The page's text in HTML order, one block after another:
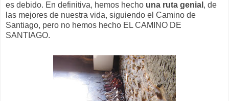
es debido. En definitiva, hemos hecho una ruta genial , de
las mejores de nuestra vida, siguiendo el Camino de
Santiago, pero no hemos hecho EL CAMINO DE
SANTIAGO.